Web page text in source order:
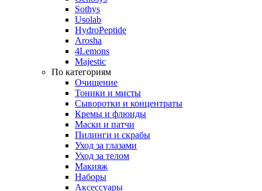
Sothys
Usolab
HydroPeptide
Arosha
4Lemons
Majestic
По категориям
Очищение
Тоники и мисты
Сыворотки и концентраты
Кремы и флюиды
Маски и патчи
Пилинги и скрабы
Уход за глазами
Уход за телом
Макияж
Наборы
Аксессуары